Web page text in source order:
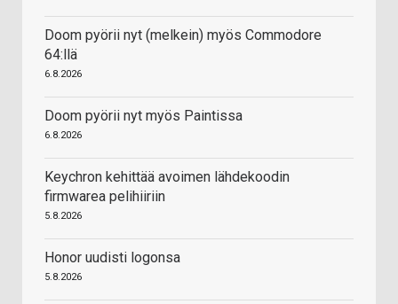
Doom pyörii nyt (melkein) myös Commodore
64:llä
6.8.2026
Doom pyörii nyt myös Paintissa
6.8.2026
Keychron kehittää avoimen lähdekoodin
firmwarea pelihiiriin
5.8.2026
Honor uudisti logonsa
5.8.2026